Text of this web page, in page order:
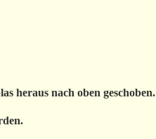
heraus nach oben geschoben.